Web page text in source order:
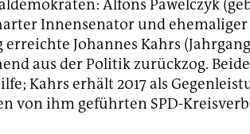
Alfons Pawelczyk
Innensenator und
Johannes Kahrs
aus der Politik zurückzog. Beide
Kahrs erhält 2017 als
von ihm geführten SPD-